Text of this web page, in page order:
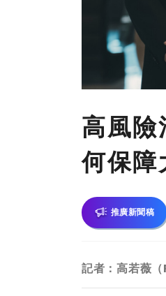
高風
何保障
推廣新聞稿
記者：高若薇